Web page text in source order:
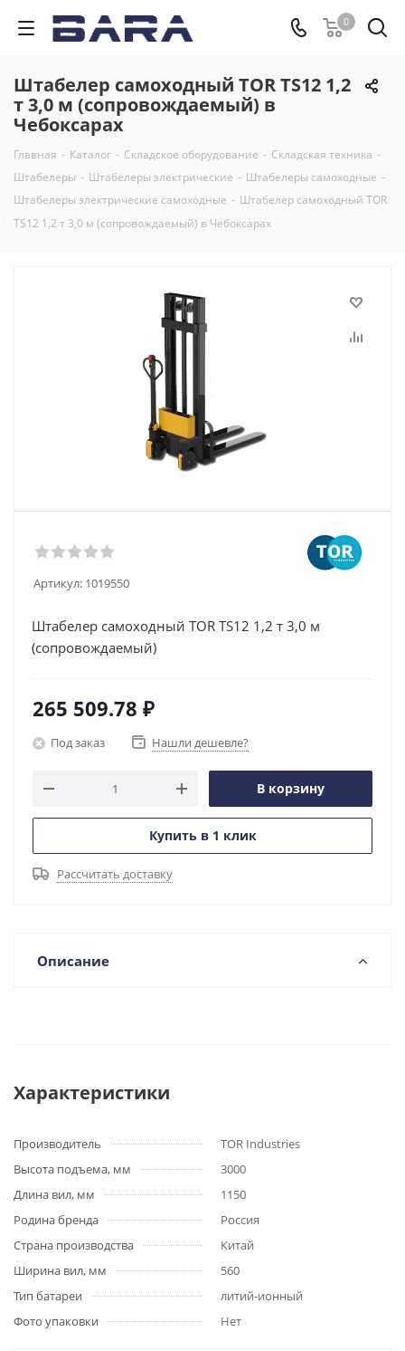
0
Штабелер самоходный TOR TS12 1,2
т 3,0 м (сопровождаемый) в
Чебоксарах
Главная - Каталог - Складское оборудование - Складская техника -
Штабелеры - Штабелеры электрические - Штабелеры самоходные -
Штабелеры электрические самоходные - Штабелер самоходный TOR
TS12 1,2 т 3,0 м (сопровождаемый) в Чебоксарах
Артикул: 1019550
Штабелер самоходный TOR TS12 1,2 т 3,0 м
(сопровождаемый)
265 509.78 ₽
Под заказ Нашли дешевле?
В корзину
Купить в 1 клик
Рассчитать доставку
Описание
Характеристики
Производитель
TOR Industries
Высота подъема, мм
3000
Длина вил, мм
1150
Родина бренда
Россия
Страна производства
Китай
Ширина вил, мм
560
Тип батареи
литий-ионный
Фото упаковки
Нет